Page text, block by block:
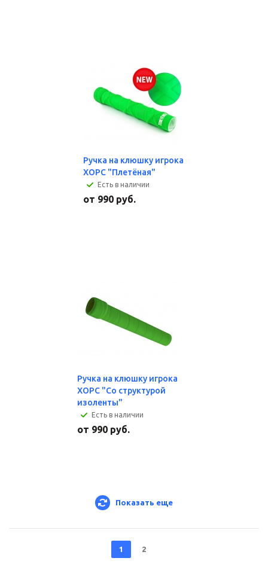
Ручка на клюшку игрока
ХОРС "Плетёная"
Есть в наличии
от 990 руб.
Ручка на клюшку игрока
ХОРС "Со структурой
изоленты"
Есть в наличии
от 990 руб.
Показать еще
1 2